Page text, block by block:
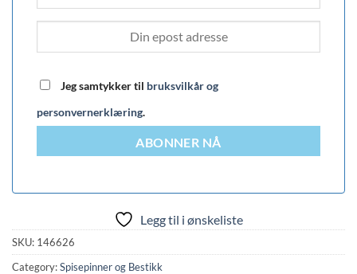
Jeg samtykker til bruksvilkår og
personvernerklæring.
ABONNER NÅ
Legg til i ønskeliste
SKU: 146626
Category:Spisepinner og Bestikk